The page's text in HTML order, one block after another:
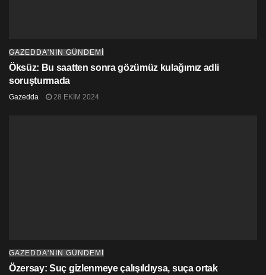
GAZEDDA'NIN GÜNDEMİ
Öksüz: Bu saatten sonra gözümüz kulağımız adli
soruşturmada
Gazedda 28 EKIM 2024
GAZEDDA'NIN GÜNDEMİ
Özersay: Suç gizlenmeye çalışıldıysa, suça ortak